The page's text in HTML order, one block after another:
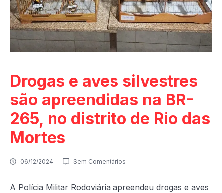
Drogas e aves silvestres
são apreendidas na BR-
265, no distrito de Rio das
Mortes
06/12/2024 Sem Comentários
A Polícia Militar Rodoviária apreendeu drogas e aves